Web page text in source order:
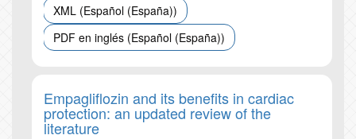
XML (Español (España))
PDF en inglés (Español (España))
Empagliflozin and its benefits in cardiac
protection: an updated review of the
literature